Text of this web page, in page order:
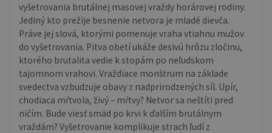
vyšetrovania brutálnej masovej vraždy horárovej rodiny.
Jediný kto prežije besnenie netvora je mladé dievča.
Práve jej slová, ktorými pomenuje vraha vtiahnu mužov
do vyšetrovania. Pitva obetí ukáže desivú hrôzu zločinu,
ktorého brutalita vedie k stopám po neľudskom
tajomnom vrahovi. Vraždiace monštrum na základe
svedectva vzbudzuje obavy z nadprirodzených síl. Upír,
chodiaca mŕtvola, živý – mŕtvy? Netvor sa neštíti pred
ničím. Bude viesť smäd po krvi k ďalším brutálnym
vraždám? Vyšetrovanie komplikuje strach ľudí z